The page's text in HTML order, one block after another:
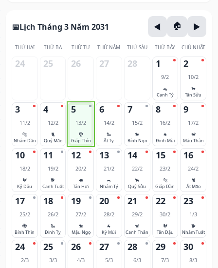
Lịch Tháng 3 Năm 2031
THỨ HAI THỨ BA THỨ TƯ THỨ NĂM THỨ SÁU THỨ BẢY CHỦ NHẬT
24 25 26 27 28 1
9/2
🐀
Canh Tý
2
10/2
🐂
Tân Sửu
3
11/2
🐅
Nhâm Dần
4
12/2
🐈
Quý Mão
5
13/2
🐉
Giáp Thìn
6
14/2
🐍
Ất Tỵ
7
15/2
🐎
Bính Ngọ
8
16/2
🐐
Đinh Mùi
9
17/2
🐒
Mậu Thân
10
18/2
🐓
Kỷ Dậu
11
19/2
🐕
Canh Tuất
12
20/2
🐖
Tân Hợi
13
21/2
🐀
Nhâm Tý
14
22/2
🐂
Quý Sửu
15
23/2
🐅
Giáp Dần
16
24/2
🐈
Ất Mão
17
25/2
🐉
Bính Thìn
18
26/2
🐍
Đinh Tỵ
19
27/2
🐎
Mậu Ngọ
20
28/2
🐐
Kỷ Mùi
21
29/2
🐒
Canh Thân
22
30/2
🐓
Tân Dậu
23
1/3
🐕
Nhâm Tuất
24
2/3
25
3/3
26
4/3
27
5/3
28
6/3
29
7/3
30
8/3